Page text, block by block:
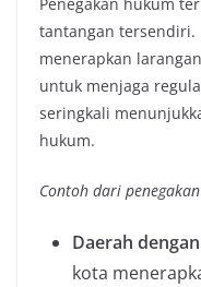
tantangan tersendiri.
menerapkan
untuk menjaga
seringkali
hukum.
Contoh dari
Daerah
kota